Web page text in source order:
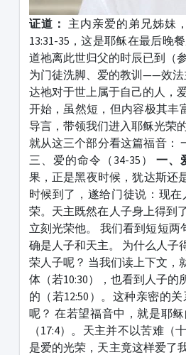
证道： 主内亲爱的弟兄姊妹
13:31-35，这是耶稣在最后晚
道祂离此世归父的时辰已到（
为门徒洗脚、爱的教训——效
达祂对于世上属于自己的人，
开始，虽然短，但内容极其丰
导言，带领我们进入耶稣光荣
就从这三个部分看这篇福音：
三、爱的命令（34-35）一、
果，正是黑夜时候，犹达斯还
时候到了，遂给门徒说：现
荣。天主既然在人子身上得到
立刻光荣他。 我们看到短短两
确是人子和天主。 为什么人子
荣人子呢？ 当我们读上下文，
体（若10:30），也看到人子
的（若12:50）。这种亲密的
呢？ 在若望福音中，就是耶
（17:4）。天主并不以苦难
是爱的光荣，天主竟这样爱了